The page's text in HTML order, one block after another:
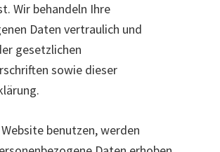
Wir behandeln Ihre
Daten vertraulich und
gesetzlichen
sowie dieser
benutzen, werden